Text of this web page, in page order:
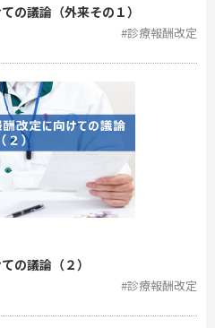
の議論（外来その１）
#診療報酬改定
の議論（２）
#診療報酬改定